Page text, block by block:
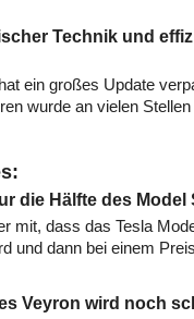
Technik und
ein großes Update
wurde an vielen Stellen
die Hälfte des Model
mit, dass das Tesla
und dann bei einem
Veyron wird noch